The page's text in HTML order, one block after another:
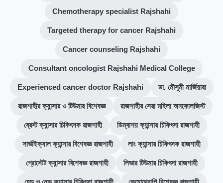
Chemotherapy specialist Rajshahi
Targeted therapy for cancer Rajshahi
Cancer counseling Rajshahi
Consultant oncologist Rajshahi Medical College
Experienced cancer doctor Rajshahi ডা. মৌসুমী মার্জিয়ারা
রাজশাহীর ক্যান্সার ও টিউমার বিশেষজ্ঞ রাজশাহীর সেরা মহিলা অনকোলজিস্ট
ব্রেস্ট ক্যান্সার চিকিৎসক রাজশাহী ডিম্বাশয় ক্যান্সার চিকিৎসা রাজশাহী
সার্ভাইক্যাল ক্যান্সার বিশেষজ্ঞ রাজশাহী লাং ক্যান্সার চিকিৎসক রাজশাহী
প্রোস্টেট ক্যান্সার বিশেষজ্ঞ রাজশাহী লিভার টিউমার চিকিৎসা রাজশাহী